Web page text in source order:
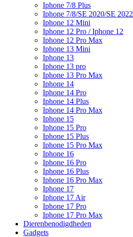
Iphone 7/8 Plus
Iphone 7/8/SE 2020/SE 2022
Iphone 12 Mini
Iphone 12 Pro / Iphone 12
Iphone 12 Pro Max
Iphone 13 Mini
Iphone 13
Iphone 13 pro
Iphone 13 Pro Max
Iphone 14
Iphone 14 Pro
Iphone 14 Plus
Iphone 14 Pro Max
Iphone 15
Iphone 15 Pro
Iphone 15 Plus
Iphone 15 Pro Max
Iphone 16
Iphone 16 Pro
Iphone 16 Plus
Iphone 16 Pro Max
Iphone 17
Iphone 17 Air
Iphone 17 Pro
Iphone 17 Pro Max
Dierenbenodigdheden
Gadgets